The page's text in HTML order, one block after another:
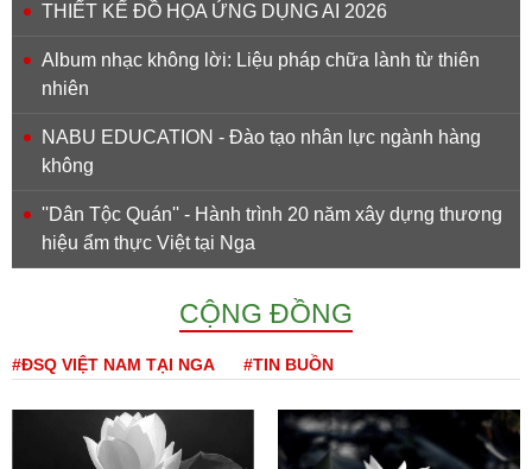
THIẾT KẾ ĐỒ HỌA ỨNG DỤNG AI 2026
Album nhạc không lời: Liệu pháp chữa lành từ thiên
nhiên
NABU EDUCATION - Đào tạo nhân lực ngành hàng
không
''Dân Tộc Quán'' - Hành trình 20 năm xây dựng thương
hiệu ẩm thực Việt tại Nga
CỘNG ĐỒNG
#ĐSQ VIỆT NAM TẠI NGA #TIN BUỒN